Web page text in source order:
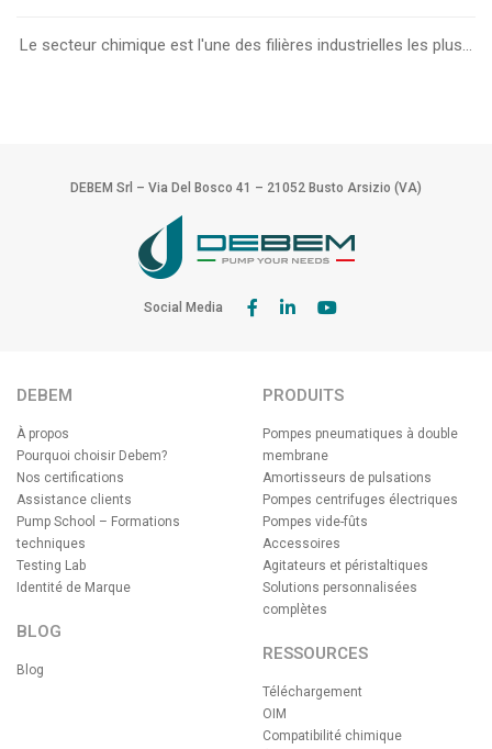
Le secteur chimique est l'une des filières industrielles les plus...
DEBEM Srl – Via Del Bosco 41 – 21052 Busto Arsizio (VA)
Social Media
DEBEM
À propos
Pourquoi choisir Debem?
Nos certifications
Assistance clients
Pump School – Formations
techniques
Testing Lab
Identité de Marque
BLOG
Blog
PRODUITS
Pompes pneumatiques à double
membrane
Amortisseurs de pulsations
Pompes centrifuges électriques
Pompes vide-fûts
Accessoires
Agitateurs et péristaltiques
Solutions personnalisées
complètes
RESSOURCES
Téléchargement
OIM
Compatibilité chimique